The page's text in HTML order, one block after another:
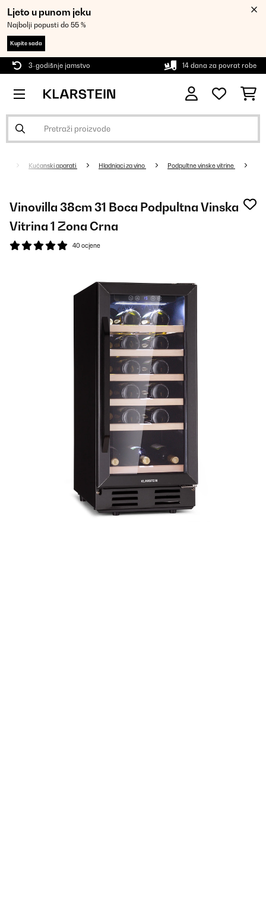
Ljeto u punom jeku
Najbolji popusti do 55 %
Kupite sada
3-godišnje jamstvo 14 dana za povrat robe
Kućanski aparati Hladnjaci za vino Podpultne vinske vitrine
Vinovilla 38cm 31 Boca Podpultna Vinska
Vitrina 1 Zona Crna
40 ocjene